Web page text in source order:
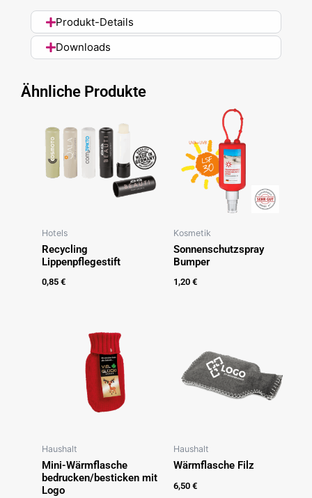
Produkt-Details
Downloads
Ähnliche Produkte
Hotels
Recycling
Lippenpflegestift
0,85 €
Kosmetik
Sonnenschutzspray
Bumper
1,20 €
Haushalt
Mini-Wärmflasche
bedrucken/besticken mit
Logo
Haushalt
Wärmflasche Filz
6,50 €